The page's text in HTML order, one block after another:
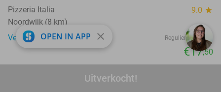
Uitverkocht!
Pizzeria Italia 9.0 star
Noordwijk (8 km)
Verkocht: 108
Regulier €30
€17,50
favorite_border
OPEN IN APP close